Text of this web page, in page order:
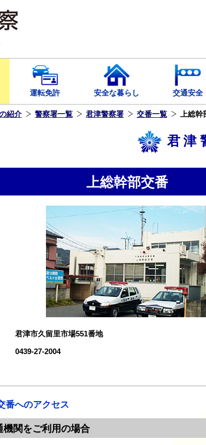
運転免許 安全な暮らし 交通安全
紹介 警察署一覧 君津警察署 交番一覧 上総
君津
上総幹部交番
君津市久留里市場551番地
0439-27-2004
番へのアクセス
機関をご利用の場合